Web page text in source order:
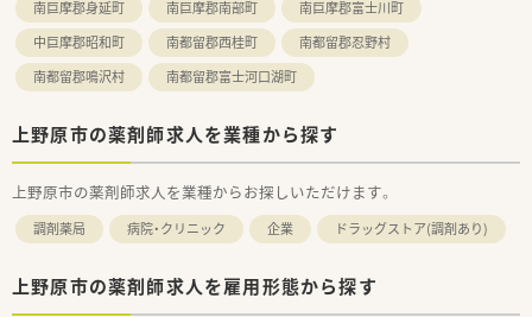
南巨摩郡身延町
南巨摩郡南部町
南巨摩郡富士川町
中巨摩郡昭和町
南都留郡西桂町
南都留郡忍野村
南都留郡鳴沢村
南都留郡富士河口湖町
上野原市の薬剤師求人を業種から探す
上野原市の薬剤師求人を業種からお探しいただけます。
調剤薬局 病院・クリニック 企業 ドラッグストア(調剤あり)
上野原市の薬剤師求人を雇用形態から探す